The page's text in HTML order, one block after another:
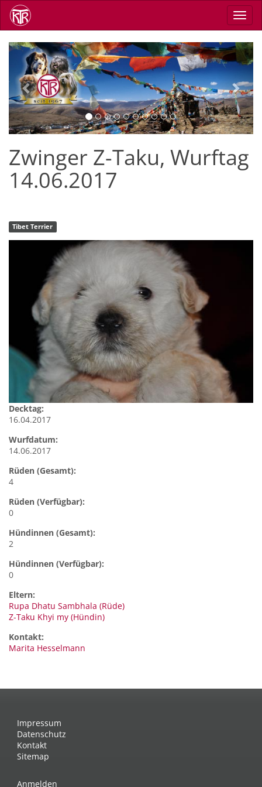
Direkt
zum
Inhalt
Previous Next
Zwinger Z-Taku, Wurftag
14.06.2017
Tibet Terrier
Decktag:
16.04.2017
Wurfdatum:
14.06.2017
Rüden (Gesamt):
4
Rüden (Verfügbar):
0
Hündinnen (Gesamt):
2
Hündinnen (Verfügbar):
0
Eltern:
Rupa Dhatu Sambhala (Rüde)
Z-Taku Khyi my (Hündin)
Kontakt:
Marita Hesselmann
Impressum
Datenschutz
Kontakt
Sitemap
Anmelden